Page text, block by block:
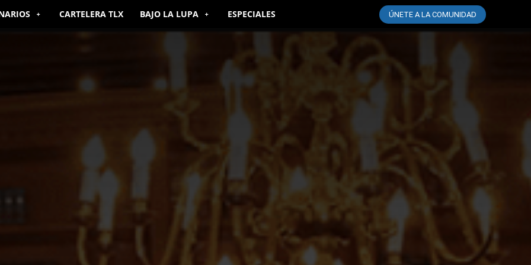
CARTELERA TLX BAJO LA LUPA ESPECIALES ÚNETE A LA COMUNIDAD